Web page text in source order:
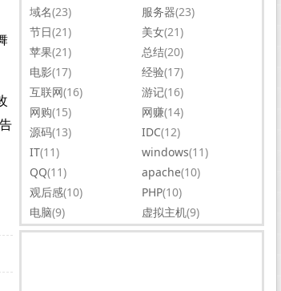
域名(23) 服务器(23)
节日(21) 美女(21)
苹果(21) 总结(20)
电影(17) 经验(17)
互联网(16) 游记(16)
网购(15) 网赚(14)
源码(13) IDC(12)
IT(11) windows(11)
QQ(11) apache(10)
观后感(10) PHP(10)
电脑(9) 虚拟主机(9)